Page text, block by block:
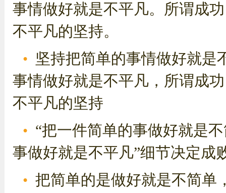
事情做好就是不平凡。所谓成
不平凡的坚持。
坚持把简单的事情做好就是
事情做好就是不平凡，所谓成
不平凡的坚持
“把一件简单的事做好就是
事做好就是不平凡”细节决定成
把简单的是做好就是不简单